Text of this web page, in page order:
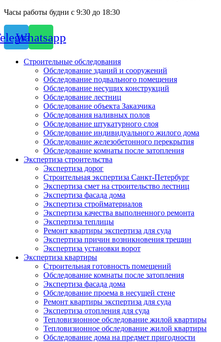
Часы работы будни с 9:30 до 18:30
Whatsapp
Строительные обследования
Обследование зданий и сооружений
Обследование подвального помещения
Обследование несущих конструкций
Обследование лестниц
Обследование объекта Заказчика
Обследования наливных полов
Обследование штукатурного слоя
Обследование индивидуального жилого дома
Обследование железобетонного перекрытия
Обследование комнаты после затопления
Экспертиза строительства
Экспертиза дорог
Строительная экспертиза Санкт-Петербург
Экспертиза смет на строительство лестниц
Экспертиза фасада дома
Экспертиза стройматериалов
Экспертиза качества выполненного ремонта
Экспертиза теплицы
Ремонт квартиры экспертиза для суда
Экспертиза причин возникновения трещин
Экспертиза установки ворот
Экспертиза квартиры
Строительная готовность помещений
Обследование комнаты после затопления
Экспертиза фасада дома
Обследование проема в несущей стене
Ремонт квартиры экспертиза для суда
Экспертиза отопления для суда
Тепловизионное обследование жилой квартиры
Тепловизионное обследование жилой квартиры
Обследование дома на предмет пригодности